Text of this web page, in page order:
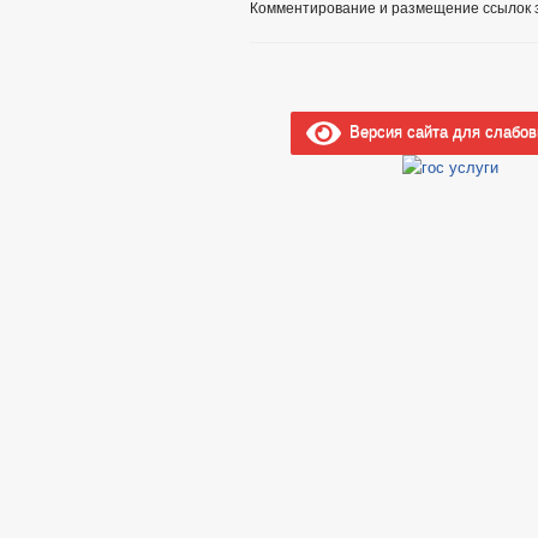
Комментирование и размещение ссылок
Версия сайта для